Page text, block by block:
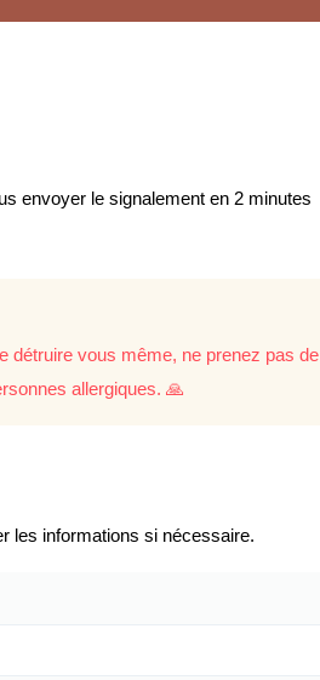
envoyer le signalement en 2 minutes
détruire vous même, ne prenez pas de
allergiques. 🙏
les informations si nécessaire.